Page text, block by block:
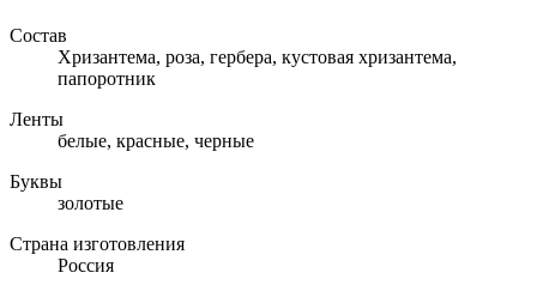
Состав
Хризантема, роза, гербера, кустовая хризантема,
папоротник
Ленты
белые, красные, черные
Буквы
золотые
Страна изготовления
Россия